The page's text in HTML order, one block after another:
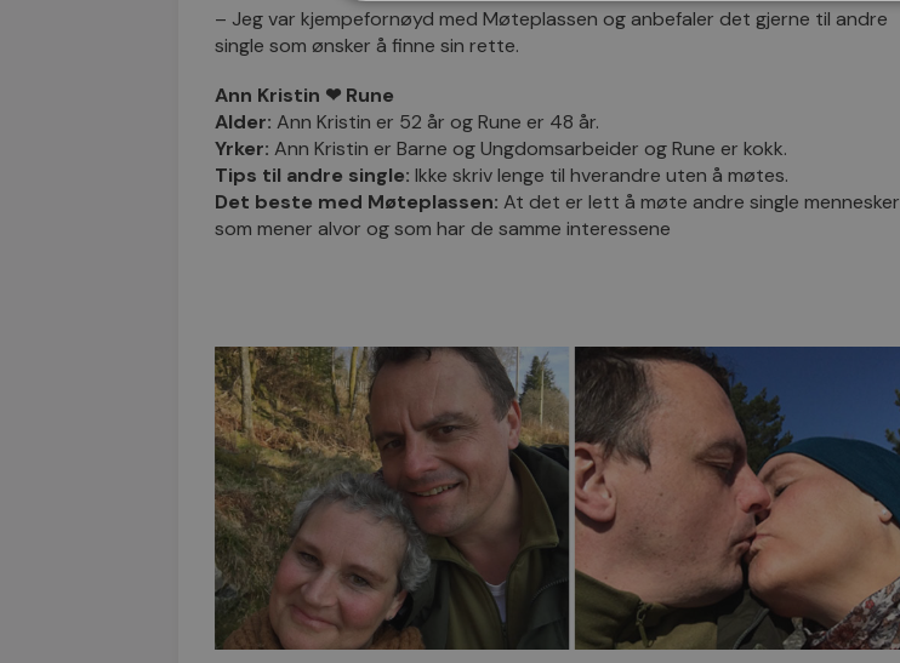
– Jeg var kjempefornøyd med Møteplassen og anbefaler det gjerne til andre
single som ønsker å finne sin rette.
Ann Kristin ❤ Rune
Alder: Ann Kristin er 52 år og Rune er 48 år.
Yrker: Ann Kristin er Barne og Ungdomsarbeider og Rune er kokk.
Tips til andre single: Ikke skriv lenge til hverandre uten å møtes.
Det beste med Møteplassen: At det er lett å møte andre single mennesker
som mener alvor og som har de samme interessene